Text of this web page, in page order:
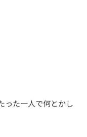
った一人で何とかし